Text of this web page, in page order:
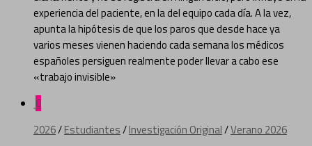
experiencia del paciente, en la del equipo cada día. A la vez,
apunta la hipótesis de que los paros que desde hace ya
varios meses vienen haciendo cada semana los médicos
españoles persiguen realmente poder llevar a cabo ese
«trabajo invisible»
0
2026/Estudiantes/Investigación Original/Verano 2026